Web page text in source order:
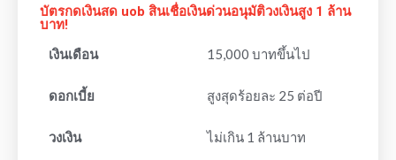
บัตรกดเงินสด uob สินเชื่อเงินด่วนอนุมัติวงเงินสูง 1 ล้าน
บาท!
เงินเดือน 15,000 บาทขึ้นไป
ดอกเบี้ย สูงสุดร้อยละ 25 ต่อปี
วงเงิน ไม่เกิน 1 ล้านบาท